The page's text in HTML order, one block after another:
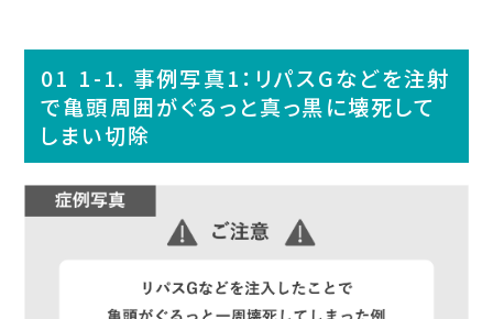
1-1. 事例写真1：リパスGなどを注射
で亀頭周囲がぐるっと真っ黒に壊死して
しまい切除